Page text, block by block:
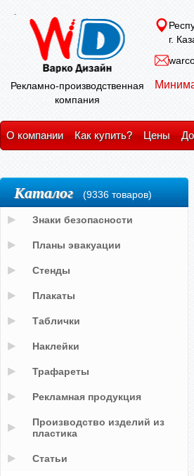
Рекламно-производственная
компания
г.
О компании Как купить? Цены
Каталог (9336 товаров)
Знаки безопасности
Планы эвакуации
Стенды
Плакаты
Таблички
Наклейки
Трафареты
Рекламная продукция
Производство изделий из
пластика
Статьи